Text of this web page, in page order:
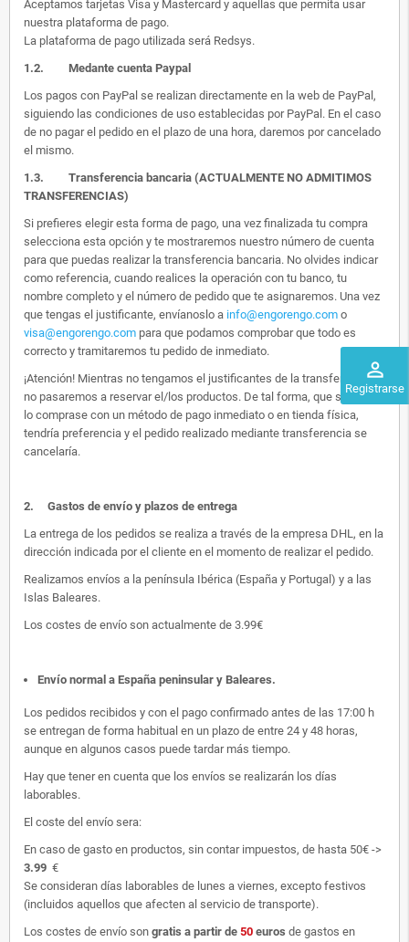
perm_identity
Registrarse
Aceptamos tarjetas Visa y Mastercard y aquellas que permita usar
nuestra plataforma de pago.
La plataforma de pago utilizada será Redsys.
1.2. Medante cuenta Paypal
Los pagos con PayPal se realizan directamente en la web de PayPal,
siguiendo las condiciones de uso establecidas por PayPal. En el caso
de no pagar el pedido en el plazo de una hora, daremos por cancelado
el mismo.
1.3. Transferencia bancaria (ACTUALMENTE NO ADMITIMOS
TRANSFERENCIAS)
Si prefieres elegir esta forma de pago, una vez finalizada tu compra
selecciona esta opción y te mostraremos nuestro número de cuenta
para que puedas realizar la transferencia bancaria. No olvides indicar
como referencia, cuando realices la operación con tu banco, tu
nombre completo y el número de pedido que te asignaremos. Una vez
que tengas el justificante, envíanoslo a info@engorengo.com o
visa@engorengo.com para que podamos comprobar que todo es
correcto y tramitaremos tu pedido de inmediato.
¡Atención! Mientras no tengamos el justificantes de la transferencia,
no pasaremos a reservar el/los productos. De tal forma, que si alguien
lo comprase con un método de pago inmediato o en tienda física,
tendría preferencia y el pedido realizado mediante transferencia se
cancelaría.
2. Gastos de envío y plazos de entrega
La entrega de los pedidos se realiza a través de la empresa DHL, en la
dirección indicada por el cliente en el momento de realizar el pedido.
Realizamos envíos a la península Ibérica (España y Portugal) y a las
Islas Baleares.
Los costes de envío son actualmente de 3.99€
Envío normal a España peninsular y Baleares.
Los pedidos recibidos y con el pago confirmado antes de las 17:00 h
se entregan de forma habitual en un plazo de entre 24 y 48 horas,
aunque en algunos casos puede tardar más tiempo.
Hay que tener en cuenta que los envíos se realizarán los días
laborables.
El coste del envío sera:
En caso de gasto en productos, sin contar impuestos, de hasta 50€ ->
3.99 €
Se consideran días laborables de lunes a viernes, excepto festivos
(incluidos aquellos que afecten al servicio de transporte).
Los costes de envío son gratis a partir de 50 euros de gastos en